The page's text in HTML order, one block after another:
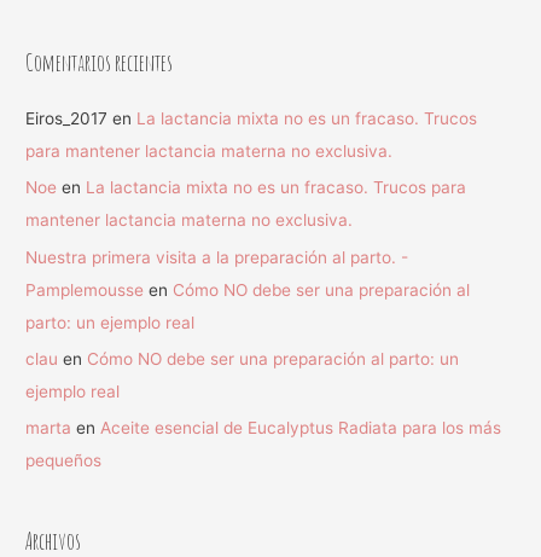
Comentarios recientes
Eiros_2017 en La lactancia mixta no es un fracaso. Trucos
para mantener lactancia materna no exclusiva.
Noe en La lactancia mixta no es un fracaso. Trucos para
mantener lactancia materna no exclusiva.
Nuestra primera visita a la preparación al parto. -
Pamplemousse en Cómo NO debe ser una preparación al
parto: un ejemplo real
clau en Cómo NO debe ser una preparación al parto: un
ejemplo real
marta enAceite esencial de Eucalyptus Radiata para los más
pequeños
Archivos